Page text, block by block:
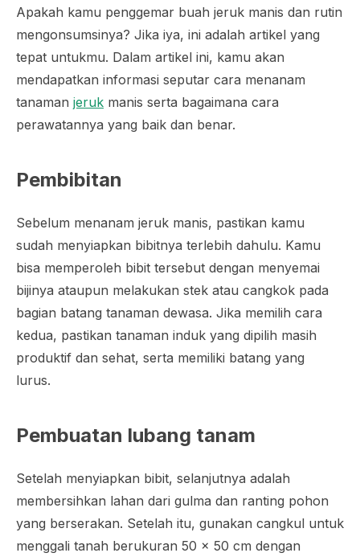
Apakah kamu penggemar buah jeruk manis dan rutin
mengonsumsinya? Jika iya, ini adalah artikel yang
tepat untukmu. Dalam artikel ini, kamu akan
mendapatkan informasi seputar cara menanam
tanaman jeruk manis serta bagaimana cara
perawatannya yang baik dan benar.
Pembibitan
Sebelum menanam jeruk manis, pastikan kamu
sudah menyiapkan bibitnya terlebih dahulu. Kamu
bisa memperoleh bibit tersebut dengan menyemai
bijinya ataupun melakukan stek atau cangkok pada
bagian batang tanaman dewasa. Jika memilih cara
kedua, pastikan tanaman induk yang dipilih masih
produktif dan sehat, serta memiliki batang yang
lurus.
Pembuatan lubang tanam
Setelah menyiapkan bibit, selanjutnya adalah
membersihkan lahan dari gulma dan ranting pohon
yang berserakan. Setelah itu, gunakan cangkul untuk
menggali tanah berukuran 50 x 50 cm dengan